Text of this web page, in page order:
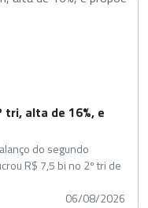
tri, alta de 16%, e
do segundo
R$ 7,5 bi no 2º tri de
06/08/2026